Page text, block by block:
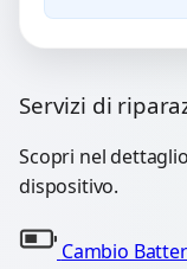
Servizi di
Scopri nel
dispositivo.
Cambio